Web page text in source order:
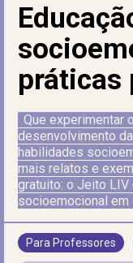
práticas
Que experimentar
desenvolvimento
habilidades
mais relatos e
gratuito: o Jeito
socioemocional
Para Professores